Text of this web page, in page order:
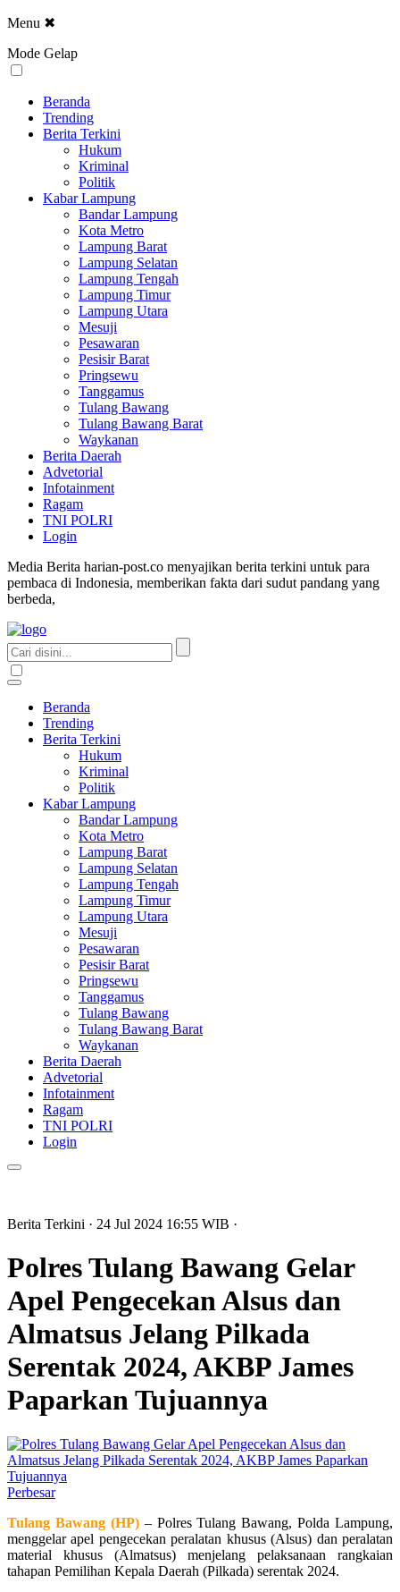
Menu ✖
Mode Gelap
Beranda
Trending
Berita Terkini
Hukum
Kriminal
Politik
Kabar Lampung
Bandar Lampung
Kota Metro
Lampung Barat
Lampung Selatan
Lampung Tengah
Lampung Timur
Lampung Utara
Mesuji
Pesawaran
Pesisir Barat
Pringsewu
Tanggamus
Tulang Bawang
Tulang Bawang Barat
Waykanan
Berita Daerah
Advetorial
Infotainment
Ragam
TNI POLRI
Login
Media Berita harian-post.co menyajikan berita terkini untuk para
pembaca di Indonesia, memberikan fakta dari sudut pandang yang
berbeda,
Beranda
Trending
Berita Terkini
Hukum
Kriminal
Politik
Kabar Lampung
Bandar Lampung
Kota Metro
Lampung Barat
Lampung Selatan
Lampung Tengah
Lampung Timur
Lampung Utara
Mesuji
Pesawaran
Pesisir Barat
Pringsewu
Tanggamus
Tulang Bawang
Tulang Bawang Barat
Waykanan
Berita Daerah
Advetorial
Infotainment
Ragam
TNI POLRI
Login
Berita Terkini · 24 Jul 2024 16:55 WIB ·
Polres Tulang Bawang Gelar
Apel Pengecekan Alsus dan
Almatsus Jelang Pilkada
Serentak 2024, AKBP James
Paparkan Tujuannya
Perbesar
Tulang Bawang (HP)– Polres Tulang Bawang, Polda Lampung,
menggelar apel pengecekan peralatan khusus (Alsus) dan peralatan
material khusus (Almatsus) menjelang pelaksanaan rangkaian
tahapan Pemilihan Kepala Daerah (Pilkada) serentak 2024.